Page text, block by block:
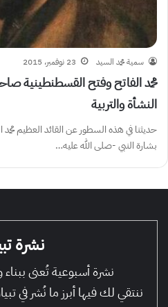
سمية محمد السيد 23 نوفمبر، 2015
محمد الفاتح وفتح القسطنطينية
النشأة والتربية
حديثنا في هذه السطور عن القائد العظيم
بشارة النبي -صلى الله عليه…
نشرة
نشرة أسبوعية تُعنى ببناء
ننتقي لك فيها أبرز ما نُشر في